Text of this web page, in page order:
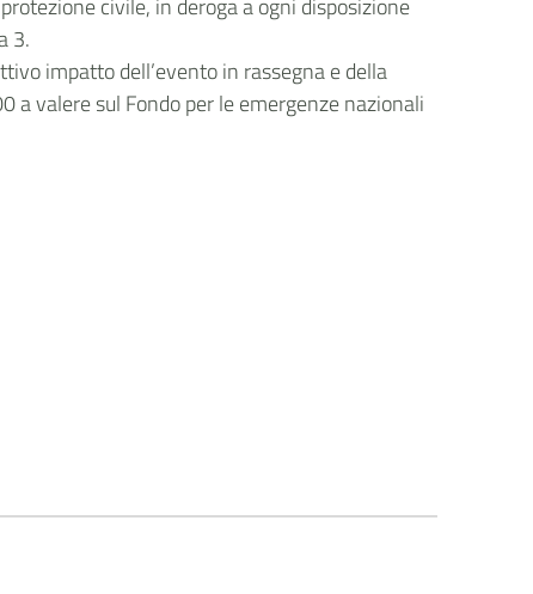
civile, in deroga a ogni disposizione
3.
impatto dell’evento in rassegna e della
valere sul Fondo per le emergenze nazionali